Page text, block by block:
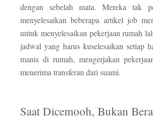
dengan sebelah mata. Mereka tak
menyelesaikan beberapa artikel job
untuk menyelesaikan pekerjaan rumah
jadwal yang harus kuselesaikan setiap
manis di rumah, mengerjakan
menerima transferan dari suami.
Saat Dicemooh, Bukan